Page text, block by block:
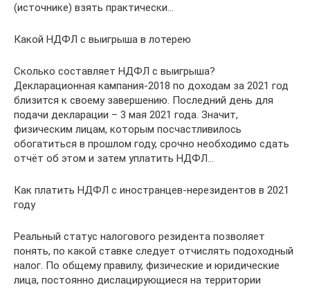
(источнике) взять практически…
Какой НДФЛ с выигрыша в лотерею
Сколько составляет НДФЛ с выигрыша?
Декларационная кампания-2018 по доходам за 2021 год
близится к своему завершению. Последний день для
подачи декларации – 3 мая 2021 года. Значит,
физическим лицам, которым посчастливилось
обогатиться в прошлом году, срочно необходимо сдать
отчёт об этом и затем уплатить НДФЛ…
Как платить НДФЛ с иностранцев-нерезидентов в 2021
году
Реальный статус налогового резидента позволяет
понять, по какой ставке следует отчислять подоходный
налог. По общему правилу, физические и юридические
лица, постоянно дислацирующиеся на территории